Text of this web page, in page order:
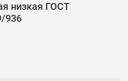
низкая ГОСТ
936